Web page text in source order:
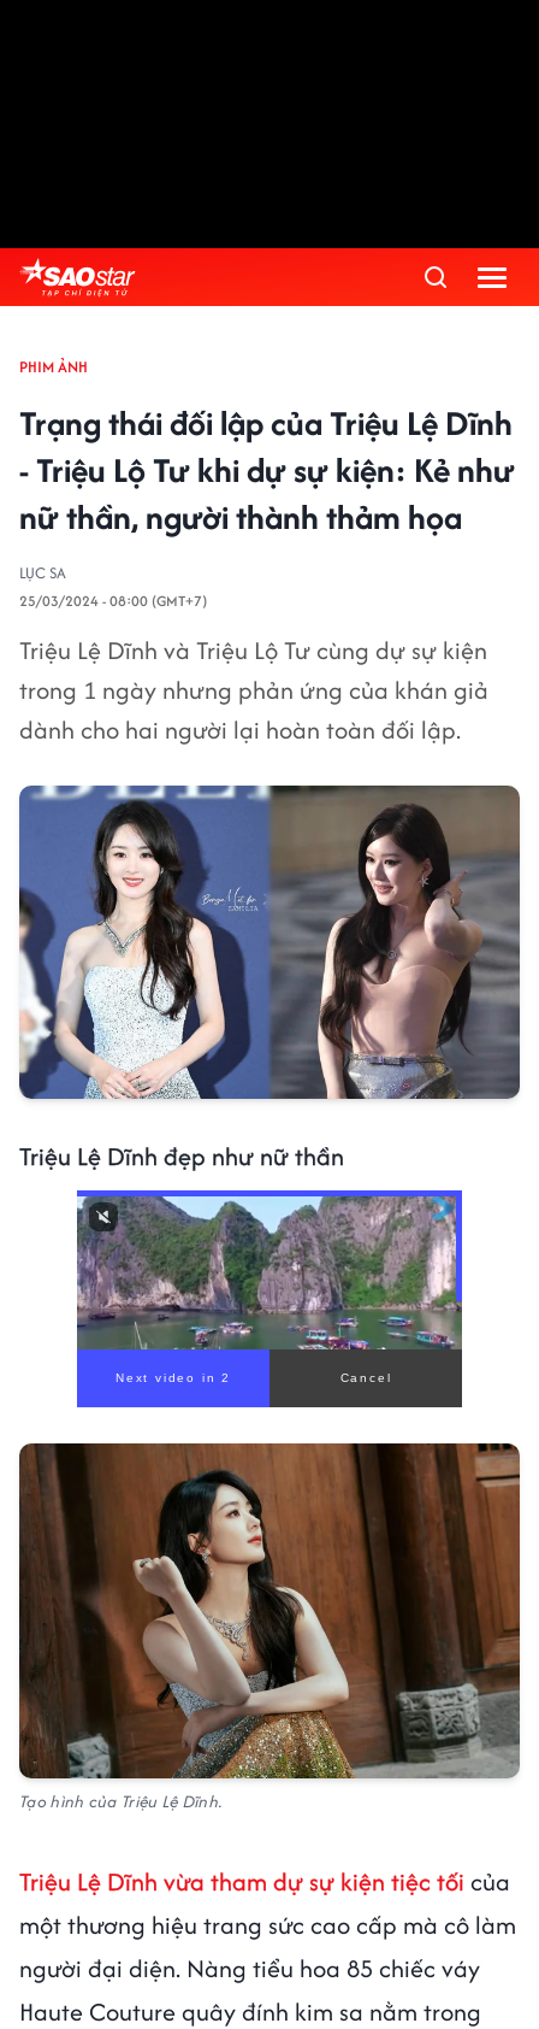
PHIM ẢNH
Trạng thái đối lập của Triệu Lệ Dĩnh
- Triệu Lộ Tư khi dự sự kiện: Kẻ như
nữ thần, người thành thảm họa
LỤC SA
25/03/2024 - 08:00 (GMT+7)
Triệu Lệ Dĩnh và Triệu Lộ Tư cùng dự sự kiện
trong 1 ngày nhưng phản ứng của khán giả
dành cho hai người lại hoàn toàn đối lập.
Triệu Lệ Dĩnh đẹp như nữ thần
Tạo hình của Triệu Lệ Dĩnh.
Triệu Lệ Dĩnh vừa tham dự sự kiện tiệc tối của
một thương hiệu trang sức cao cấp mà cô làm
người đại diện. Nàng tiểu hoa 85 chiếc váy
Haute Couture quây đính kim sa nằm trong